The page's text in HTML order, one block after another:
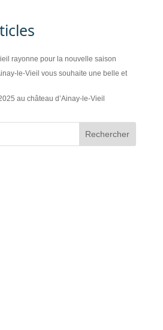
rayonne pour la nouvelle saison
le-Vieil vous souhaite une belle et
au château d’Ainay-le-Vieil